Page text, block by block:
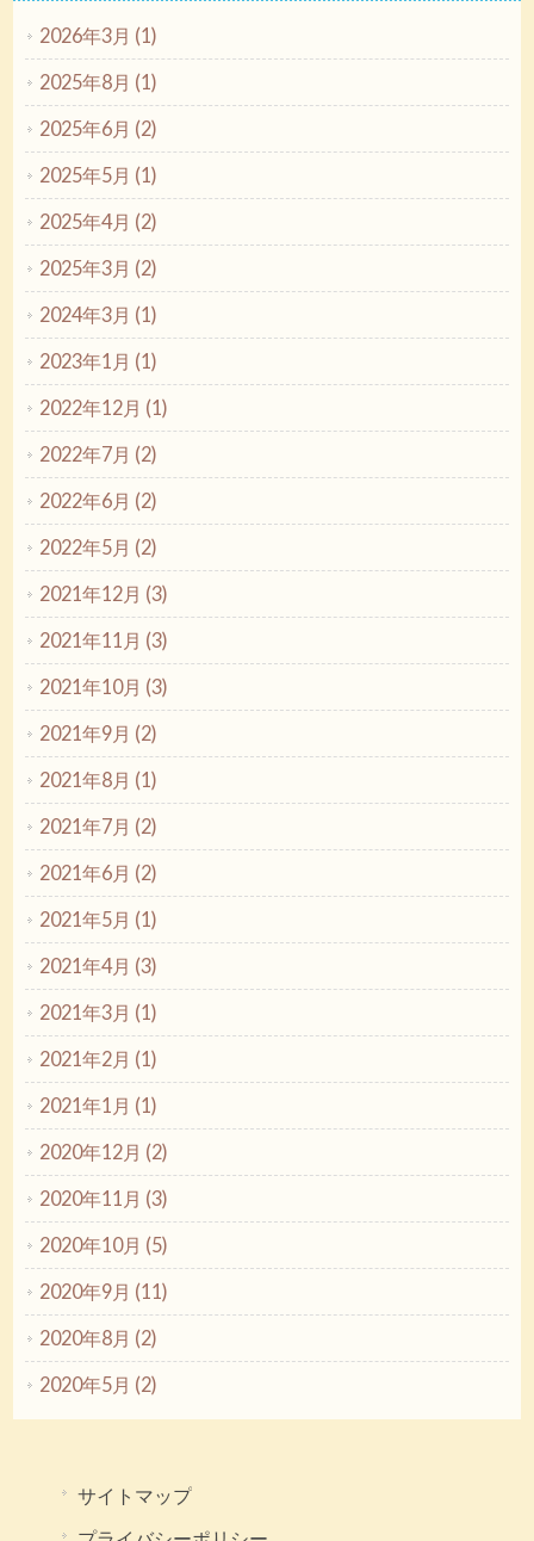
2026年3月 (1)
2025年8月 (1)
2025年6月 (2)
2025年5月 (1)
2025年4月 (2)
2025年3月 (2)
2024年3月 (1)
2023年1月 (1)
2022年12月 (1)
2022年7月 (2)
2022年6月 (2)
2022年5月 (2)
2021年12月 (3)
2021年11月 (3)
2021年10月 (3)
2021年9月 (2)
2021年8月 (1)
2021年7月 (2)
2021年6月 (2)
2021年5月 (1)
2021年4月 (3)
2021年3月 (1)
2021年2月 (1)
2021年1月 (1)
2020年12月 (2)
2020年11月 (3)
2020年10月 (5)
2020年9月 (11)
2020年8月 (2)
2020年5月 (2)
サイトマップ